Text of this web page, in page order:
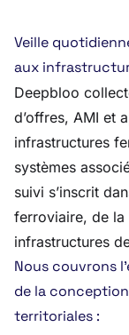
Veille
aux
Deepbloo
d’offres, AMI et
infrastructures
systèmes
suivi s’inscrit
ferroviaire, de
infrastructures
Nous couvrons
de la
territoriales :